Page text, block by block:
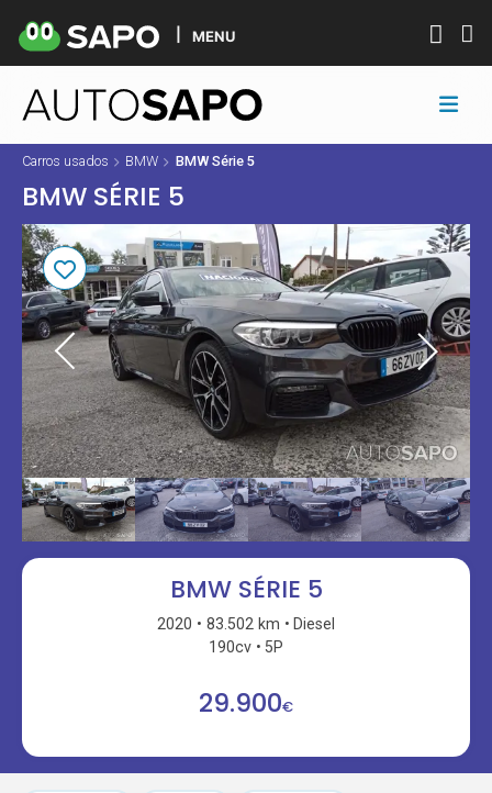
MENU
Carros usados BMW BMW Série 5
BMW SÉRIE 5
BMW SÉRIE 5
2020 83.502 km
Diesel
190cv
5P
29.900€